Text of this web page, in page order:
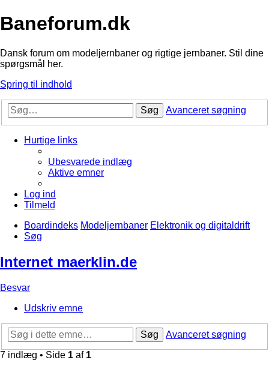
Baneforum.dk
Dansk forum om modeljernbaner og rigtige jernbaner. Stil dine
spørgsmål her.
Spring til indhold
Søg Avanceret søgning
Hurtige links
Ubesvarede indlæg
Aktive emner
Log ind
Tilmeld
Boardindeks Modeljernbaner Elektronik og digitaldrift
Søg
Internet maerklin.de
Besvar
Udskriv emne
Søg
Avanceret søgning
7 indlæg • Side 1 af 1